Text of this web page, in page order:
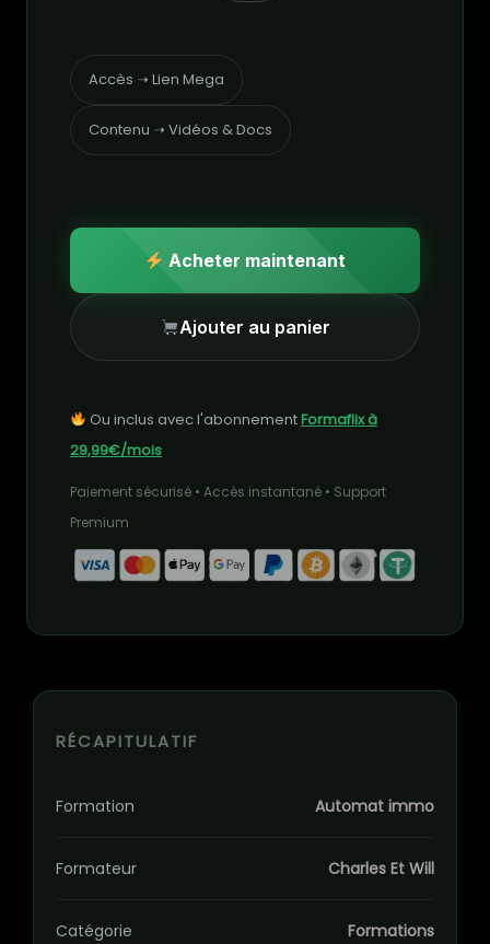
Accès ➝ Lien Mega
Contenu ➝ Vidéos & Docs
Acheter maintenant
Ajouter au panier
Ou inclus avec l'abonnementFormaflix à
29,99€/mois
Paiement sécurisé • Accès instantané • Support
Premium
RÉCAPITULATIF
Formation Automat immo
Formateur Charles Et Will
Catégorie Formations